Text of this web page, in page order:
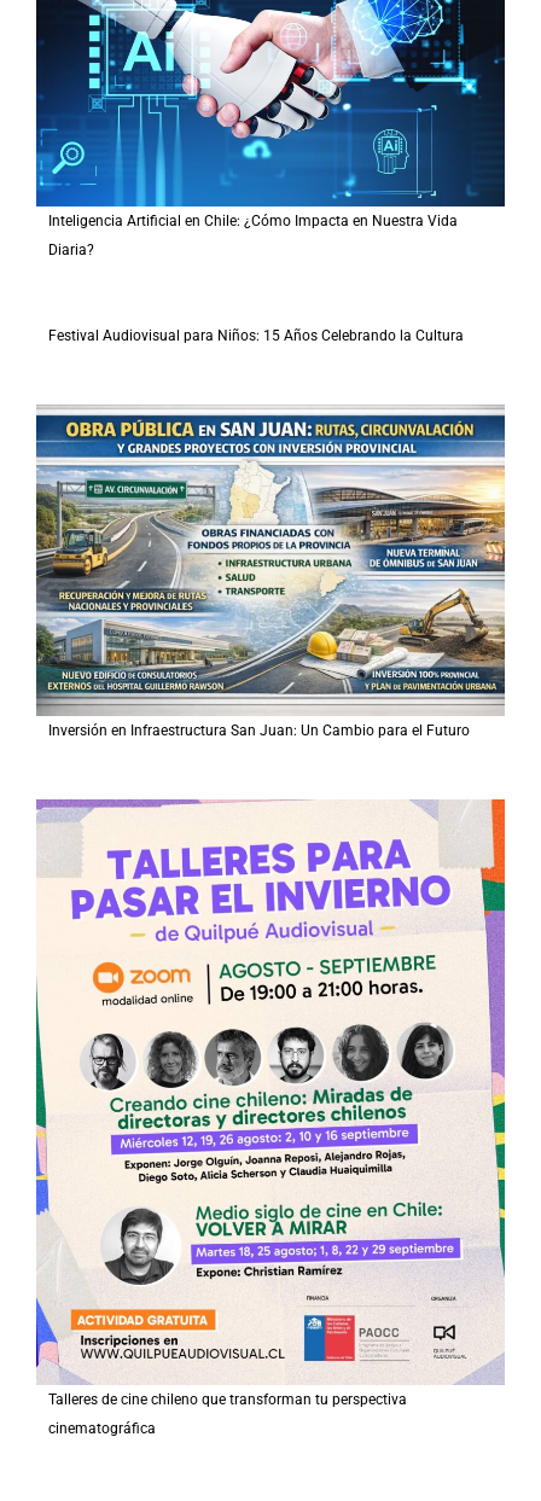
Inteligencia Artificial en Chile: ¿Cómo Impacta en Nuestra Vida
Diaria?
Festival Audiovisual para Niños: 15 Años Celebrando la Cultura
Inversión en Infraestructura San Juan: Un Cambio para el Futuro
Talleres de cine chileno que transforman tu perspectiva
cinematográfica